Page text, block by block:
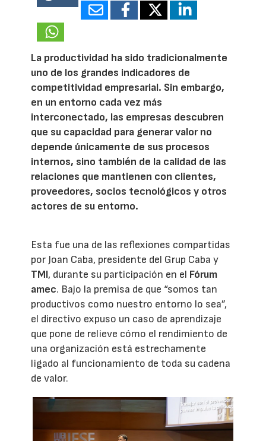
17869
La productividad ha sido tradicionalmente
uno de los grandes indicadores de
competitividad empresarial. Sin embargo,
en un entorno cada vez más
interconectado, las empresas descubren
que su capacidad para generar valor no
depende únicamente de sus procesos
internos, sino también de la calidad de las
relaciones que mantienen con clientes,
proveedores, socios tecnológicos y otros
actores de su entorno.
Esta fue una de las reflexiones compartidas
por Joan Caba, presidente del Grup Caba y
TMI, durante su participación en el Fórum
amec. Bajo la premisa de que “somos tan
productivos como nuestro entorno lo sea”,
el directivo expuso un caso de aprendizaje
que pone de relieve cómo el rendimiento de
una organización está estrechamente
ligado al funcionamiento de toda su cadena
de valor.